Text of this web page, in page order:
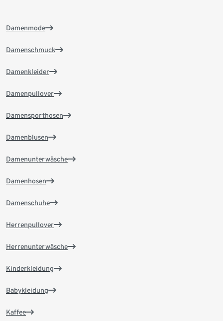
Damenmode
Damenschmuck
Damenkleider
Damenpullover
Damensporthosen
Damenblusen
Damenunterwäsche
Damenhosen
Damenschuhe
Herrenpullover
Herrenunterwäsche
Kinderkleidung
Babykleidung
Kaffee